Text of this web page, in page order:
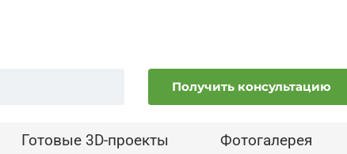
Получить консультацию
Готовые 3D-проекты Фотогалерея